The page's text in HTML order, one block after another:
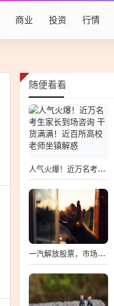
商业 投资 行情
随便看看
人气火爆！近万名考生家长到场咨询 干货满满！近百所高校老师坐镇解惑
一汽解放股票，市场走势与前景展望